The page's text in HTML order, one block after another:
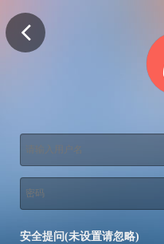
安全提问(未设置请忽略)